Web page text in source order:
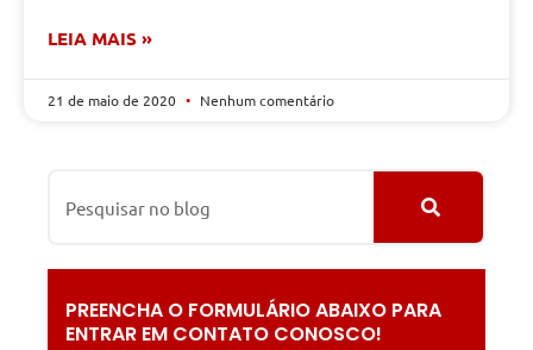
LEIA MAIS »
21 de maio de 2020 Nenhum comentário
PREENCHA O FORMULÁRIO ABAIXO PARA
ENTRAR EM CONTATO CONOSCO!